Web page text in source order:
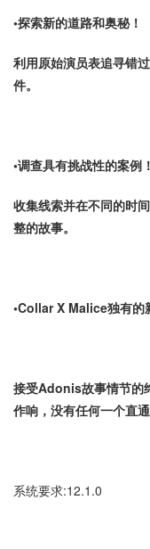
•探索新的道路和奥秘！
利用原始演员表追寻错
件。
•调查具有挑战性的案例！
收集线索并在不同的时
整的故事。
•Collar X Malice独有的
接受Adonis故事情节的
作响，没有任何一个直
系统要求:12.1.0